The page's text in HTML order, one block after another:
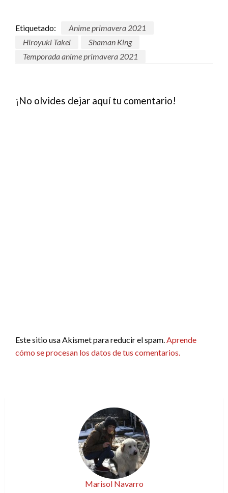
Etiquetado:
Anime primavera 2021
Hiroyuki Takei
Shaman King
Temporada anime primavera 2021
¡No olvides dejar aquí tu comentario!
Este sitio usa Akismet para reducir el spam. Aprende
cómo se procesan los datos de tus comentarios.
Marisol Navarro